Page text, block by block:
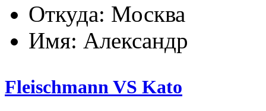
Откуда: Москва
Имя: Александр
Fleischmann VS Kato